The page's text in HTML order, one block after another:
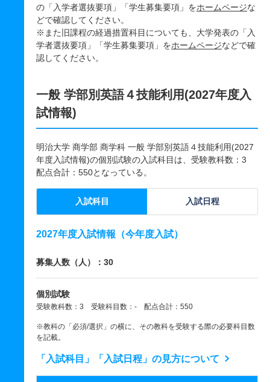
の「入学者選抜要項」「学生募集要項」をホームページな
どで確認してください。
※また旧課程の経過措置科目についても、大学発表の「入
学者選抜要項」「学生募集要項」をホームページなどで確
認してください。
一般 学部別英語４技能利用(2027年度入
試情報)
明治大学 商学部 商学科 一般 学部別英語４技能利用(2027
年度入試情報)の個別試験の入試科目は、受験教科数：3
配点合計：550となっている。
入試科目 入試日程
2027年度入試情報（今年度入試）
募集人数（人）：30
個別試験
受験教科数：3 受験科目数：- 配点合計：550
※教科の「必須/選択」の横に、その教科を受験する際の必要科目数
を記載。
「入試科目」「入試日程」の見方について